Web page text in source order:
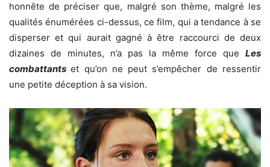
honnête de préciser que, malgré son thème, malgré les
qualités énumérées ci-dessus, ce film, qui a tendance à se
disperser et qui aurait gagné à être raccourci de deux
dizaines de minutes, n’a pas la même force que Les
combattantset qu’on ne peut s’empêcher de ressentir
une petite déception à sa vision.